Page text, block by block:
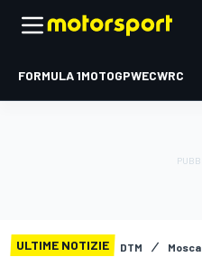
FORMULA 1MOTOGPWECWRC
ULTIME NOTIZIE DTM Mosca